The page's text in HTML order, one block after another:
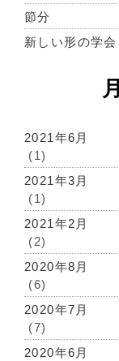
節分
新しい形の学会
2021年6月
(1)
2021年3月
(1)
2021年2月
(2)
2020年8月
(6)
2020年7月
(7)
2020年6月